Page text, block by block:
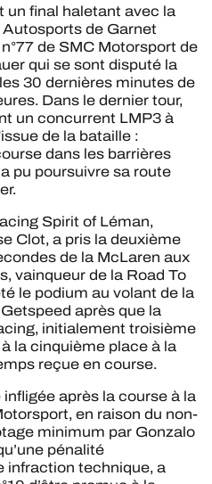
un final haletant avec la
de Garnet
de SMC Motorsport de
qui se sont disputé la
30 dernières minutes de
Dans le dernier tour,
un concurrent LMP3 à
de la bataille :
dans les barrières
pu poursuivre sa route
Spirit of Léman,
Clot, a pris la deuxième
de la McLaren aux
vainqueur de la Road To
le podium au volant de la
après que la
initialement troisième
la cinquième place à la
reçue en course.
après la course à la
en raison du non-
minimum par Gonzalo
pénalité
infraction technique, a